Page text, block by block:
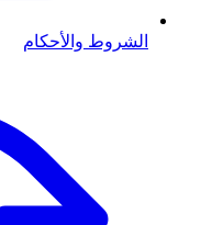
الشروط والأحكام